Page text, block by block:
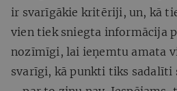
ir svarīgākie kritēriji, un, kā
vien tiek sniegta informācija
nozīmīgi, lai ieņemtu amata
svarīgi, kā punkti tiks sadalīti